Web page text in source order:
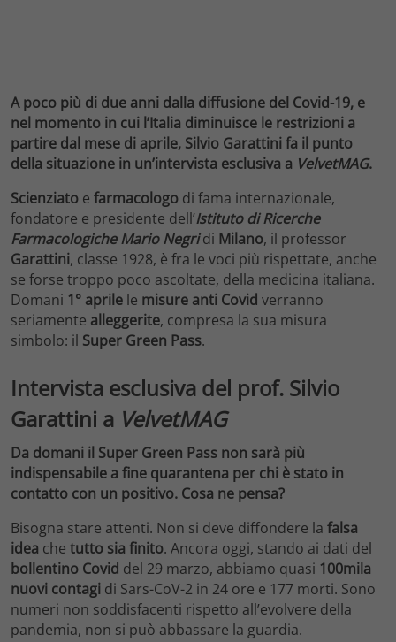
A poco più di due anni dalla diffusione del Covid-19, e
nel momento in cui l’Italia diminuisce le restrizioni a
partire dal mese di aprile, Silvio Garattini fa il punto
della situazione in un’intervista esclusiva a VelvetMAG.
Scienziato e farmacologo di fama internazionale,
fondatore e presidente dell’Istituto di Ricerche
Farmacologiche Mario Negridi Milano, il professor
Garattini, classe 1928, è fra le voci più rispettate, anche
se forse troppo poco ascoltate, della medicina italiana.
Domani 1° aprile le misure anti Covid verranno
seriamente alleggerite, compresa la sua misura
simbolo: il Super Green Pass.
Intervista esclusiva del prof. Silvio
Garattini a VelvetMAG
Da domani il Super Green Pass non sarà più
indispensabile a fine quarantena per chi è stato in
contatto con un positivo. Cosa ne pensa?
Bisogna stare attenti. Non si deve diffondere la falsa
idea che tutto sia finito. Ancora oggi, stando ai dati del
bollentino Covid del 29 marzo, abbiamo quasi 100mila
nuovi contagi di Sars-CoV-2 in 24 ore e 177 morti. Sono
numeri non soddisfacenti rispetto all’evolvere della
pandemia, non si può abbassare la guardia.